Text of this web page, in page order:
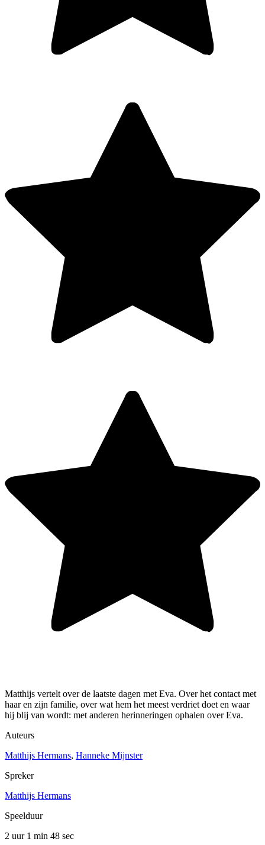
Matthijs vertelt over de laatste dagen met Eva. Over het contact met
haar en zijn familie, over wat hem het meest verdriet doet en waar
hij blij van wordt: met anderen herinneringen ophalen over Eva.
Auteurs
Matthijs Hermans, Hanneke Mijnster
Spreker
Matthijs Hermans
Speelduur
2 uur 1 min 48 sec